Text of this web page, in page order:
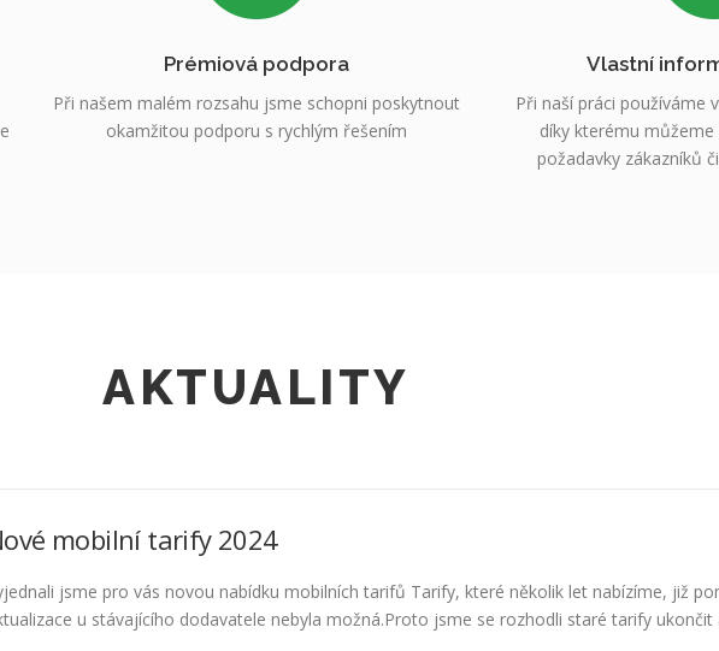
Prémiová podpora
Při našem malém rozsahu jsme schopni poskytnout
okamžitou podporu s rychlým řešením
Vlastní
Při naší práci používáme
díky kterému
požadavky zákazníků
AKTUALITY
mobilní tarify 2024
jsme pro vás novou nabídku mobilních tarifů Tarify, které několik let nabízíme, již
u stávajícího dodavatele nebyla možná.Proto jsme se rozhodli staré tarify ukončit